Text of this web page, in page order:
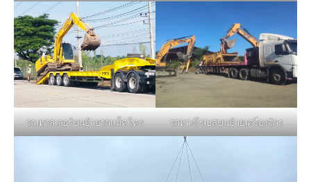
รถเทรลเลอร์ขนย้ายรถแม็คโคร รถหางโรเบสขนย้ายเครื่องจักร